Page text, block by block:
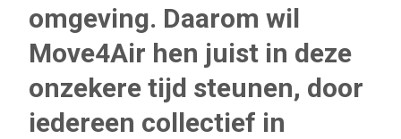
omgeving. Daarom wil
Move4Air hen juist in deze
onzekere tijd steunen, door
iedereen collectief in